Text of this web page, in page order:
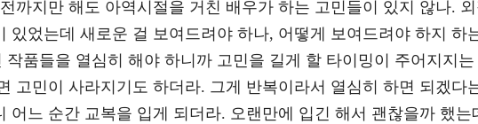
까지만 해도 아역시절을 거친 배우가 하는 고민들이 있지 않나. 외
있었는데 새로운 걸 보여드려야 하나, 어떻게 보여드려야 하지 하
작품들을 열심히 해야 하니까 고민을 길게 할 타이밍이 주어지지는
고민이 사라지기도 하더라. 그게 반복이라서 열심히 하면 되겠다
어느 순간 교복을 입게 되더라. 오랜만에 입긴 해서 괜찮을까 했는